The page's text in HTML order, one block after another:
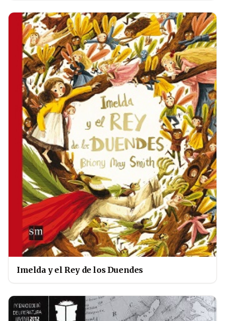
Imelda y el Rey de los Duendes